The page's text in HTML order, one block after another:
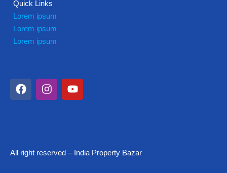
Quick Links
Lorem ipsum
Lorem ipsum
Lorem ipsum
All right reserved – India Property Bazar